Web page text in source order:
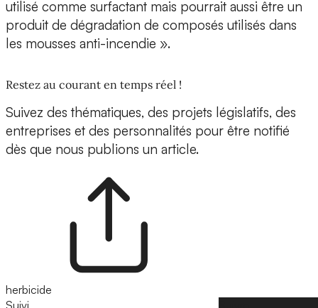
utilisé comme surfactant mais pourrait aussi être un
produit de dégradation de composés utilisés dans
les mousses anti-incendie ».
Restez au courant en temps réel !
Suivez des thématiques, des projets législatifs, des
entreprises et des personnalités pour être notifié
dès que nous publions un article.
herbicide
Suivi